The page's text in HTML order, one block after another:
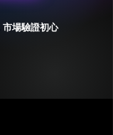
場驗證初心